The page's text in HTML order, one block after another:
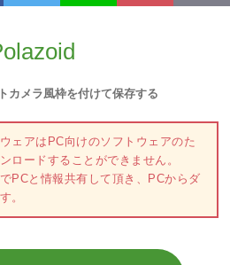
カメラ風枠を付けて保存する
ェアはPC向けのソフトウェアのた
ロードすることができません。
PCと情報共有して頂き、PCからダ
。